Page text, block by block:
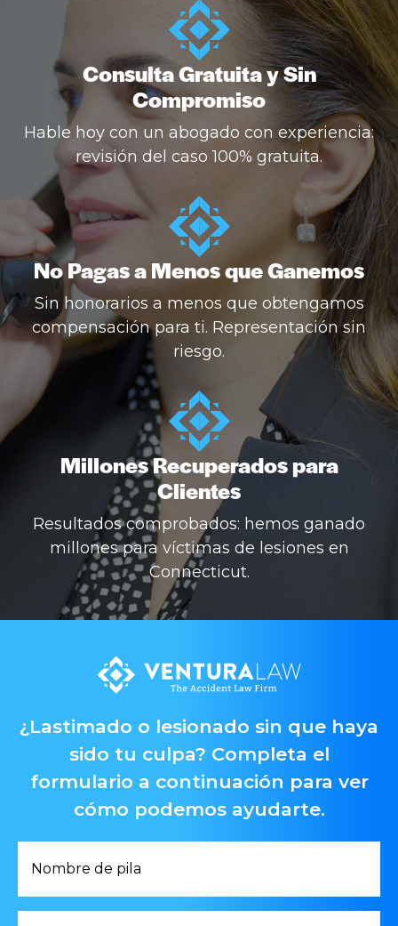
Consulta Gratuita y Sin
Compromiso
Hable hoy con un abogado con experiencia:
revisión del caso 100% gratuita.
No Pagas a Menos que Ganemos
Sin honorarios a menos que obtengamos
compensación para ti. Representación sin
riesgo.
Millones Recuperados para
Clientes
Resultados comprobados: hemos ganado
millones para víctimas de lesiones en
Connecticut.
¿Lastimado o lesionado sin que haya
sido tu culpa? Completa el
formulario a continuación para ver
cómo podemos ayudarte.
Nombre